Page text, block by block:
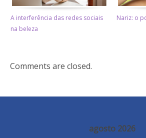
A interferência das redes sociais
na beleza
Nariz: o
Comments are closed.
agosto 2026